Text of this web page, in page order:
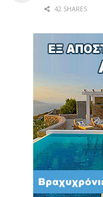
42 SHARES